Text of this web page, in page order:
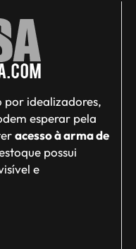
por idealizadores,
esperar pela
acesso à arma de
possui
e